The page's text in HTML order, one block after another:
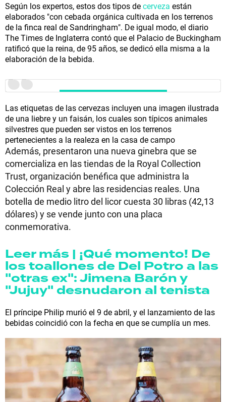
Según los expertos, estos dos tipos decerveza están
elaborados "con cebada orgánica cultivada en los terrenos
de la finca real de Sandringham". De igual modo, el diario
The Times de Inglaterra contó que el Palacio de Buckingham
ratificó que la reina, de 95 años, se dedicó ella misma a la
elaboración de la bebida.
Las etiquetas de las cervezas incluyen una imagen ilustrada
de una liebre y un faisán, los cuales son típicos animales
silvestres que pueden ser vistos en los terrenos
pertenecientes a la realeza en la casa de campo
Además, presentaron una nueva ginebra que se
comercializa en las tiendas de la Royal Collection
Trust, organización benéfica que administra la
Colección Real y abre las residencias reales. Una
botella de medio litro del licor cuesta 30 libras (42,13
dólares) y se vende junto con una placa
conmemorativa.
Leer más | ¡Qué momento! De
los toallones de Del Potro a las
"otras ex": Jimena Barón y
"Jujuy" desnudaron al tenista
El príncipe Philip murió el 9 de abril, y el lanzamiento de las
bebidas coincidió con la fecha en que se cumplía un mes.